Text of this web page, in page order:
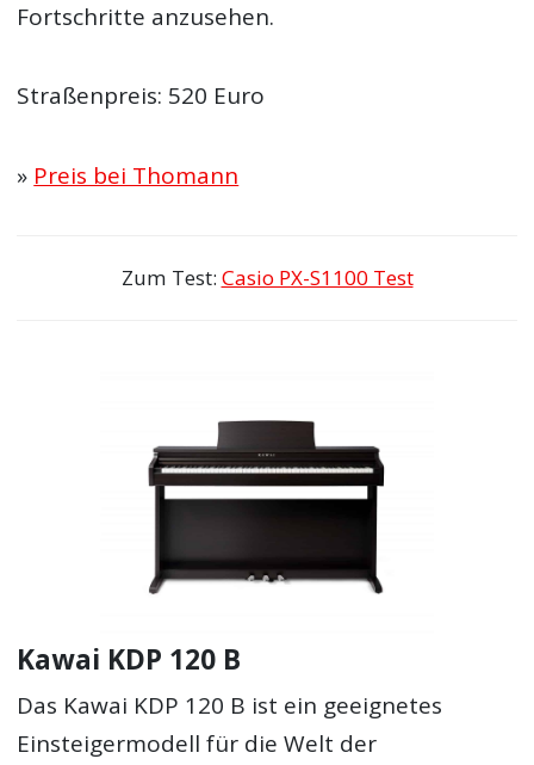
Fortschritte anzusehen.
Straßenpreis: 520 Euro
» Preis bei Thomann
Zum Test: Casio PX-S1100 Test
Kawai KDP 120 B
Das Kawai KDP 120 B ist ein geeignetes
Einsteigermodell für die Welt der